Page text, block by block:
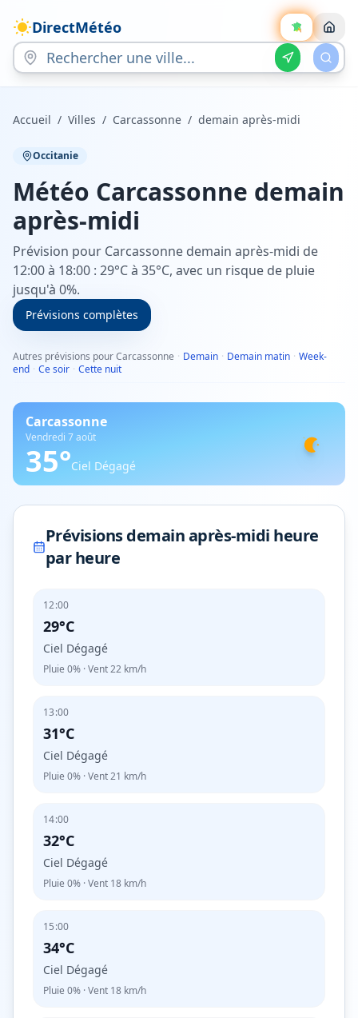
DirectMétéo
Accueil / Villes / Carcassonne / demain après-midi
Occitanie
Météo Carcassonne demain
après-midi
Prévision pour Carcassonne demain après-midi de
12:00 à 18:00 : 29°C à 35°C, avec un risque de pluie
jusqu'à 0%.
Prévisions complètes
Autres prévisions pour Carcassonne · Demain · Demain matin · Week-
end · Ce soir · Cette nuit
Carcassonne
Vendredi 7 août
35°Ciel Dégagé
Prévisions demain après-midi heure
par heure
12:00
29°C
Ciel Dégagé
Pluie 0% · Vent22 km/h
13:00
31°C
Ciel Dégagé
Pluie 0% · Vent21 km/h
14:00
32°C
Ciel Dégagé
Pluie 0% · Vent 18 km/h
15:00
34°C
Ciel Dégagé
Pluie 0% · Vent 18 km/h